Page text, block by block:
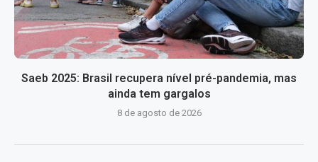
Saeb 2025: Brasil recupera nível pré-pandemia, mas
ainda tem gargalos
8 de agosto de 2026